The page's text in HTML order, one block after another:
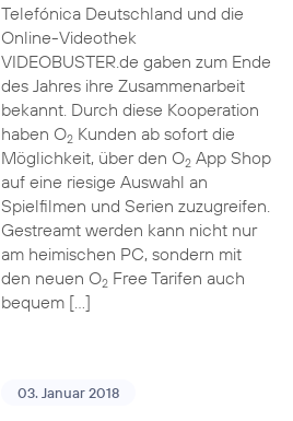
Telefónica Deutschland und die
Online-Videothek
VIDEOBUSTER.de gaben zum Ende
des Jahres ihre Zusammenarbeit
bekannt. Durch diese Kooperation
haben O2Kunden ab sofort die
Möglichkeit, über den O2App Shop
auf eine riesige Auswahl an
Spielfilmen und Serien zuzugreifen.
Gestreamt werden kann nicht nur
am heimischen PC, sondern mit
den neuen O2Free Tarifen auch
bequem […]
03. Januar 2018